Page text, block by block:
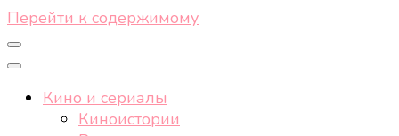
Перейти к содержимому
Кино и сериалы
Киноистории